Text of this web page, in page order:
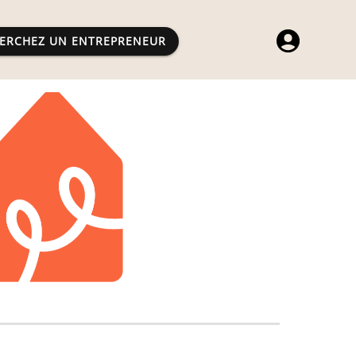
UN ENTREPRENEUR